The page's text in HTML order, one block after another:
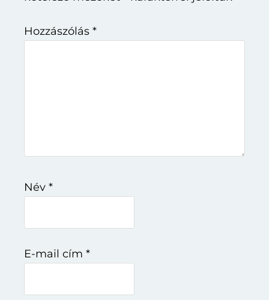
Hozzászólás *
Név *
E-mail cím *